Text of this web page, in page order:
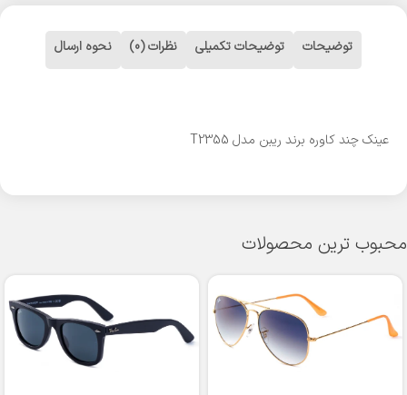
توضیحات توضیحات تکمیلی نظرات (0) نحوه ارسال
عینک چند کاوره برند ریبن مدل T2355
محبوب ترین محصولات